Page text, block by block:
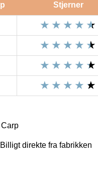
Stjerner
direkte fra fabrikken